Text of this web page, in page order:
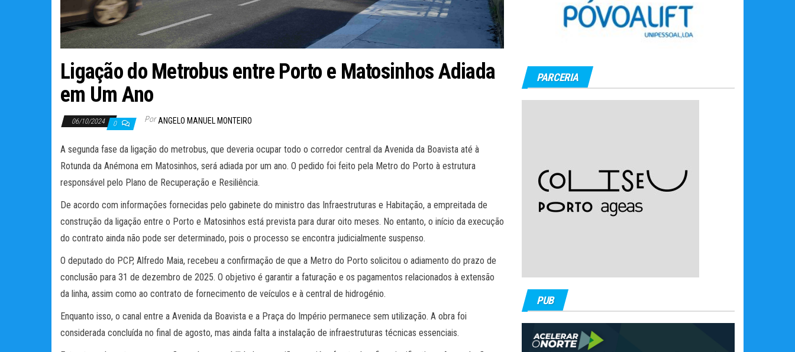
Ligação do Metrobus entre Porto e Matosinhos Adiada
em Um Ano
06/10/2024 0 Por ANGELO MANUEL MONTEIRO
A segunda fase da ligação do metrobus, que deveria ocupar todo o corredor central da Avenida da Boavista até à
Rotunda da Anémona em Matosinhos, será adiada por um ano. O pedido foi feito pela Metro do Porto à estrutura
responsável pelo Plano de Recuperação e Resiliência.
De acordo com informações fornecidas pelo gabinete do ministro das Infraestruturas e Habitação, a empreitada de
construção da ligação entre o Porto e Matosinhos está prevista para durar oito meses. No entanto, o início da execução
do contrato ainda não pode ser determinado, pois o processo se encontra judicialmente suspenso.
O deputado do PCP, Alfredo Maia, recebeu a confirmação de que a Metro do Porto solicitou o adiamento do prazo de
conclusão para 31 de dezembro de 2025. O objetivo é garantir a faturação e os pagamentos relacionados à extensão
da linha, assim como ao contrato de fornecimento de veículos e à central de hidrogénio.
Enquanto isso, o canal entre a Avenida da Boavista e a Praça do Império permanece sem utilização. A obra foi
considerada concluída no final de agosto, mas ainda falta a instalação de infraestruturas técnicas essenciais.
PARCERIA
PUB